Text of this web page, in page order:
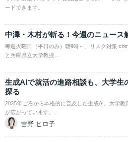
ードできます。
中澤・木村が斬る！今週のニュース
毎週火曜日（平日のみ）朝9時～、リスク対策
と兵庫県立大学教授…
生成AIで就活の進路相談も、大学生
探る
2025年ごろから本格的に普及した生成AI。大学教
が広がっています。…
吉野 ヒロ子